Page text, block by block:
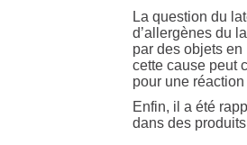
La question du
d’allergènes du
par des objets
cette cause peut
pour une
Enfin, il a été
dans des